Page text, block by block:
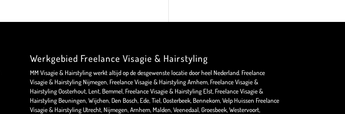
Werkgebied Freelance Visagie & Hairstyling
MM Visagie & Hairstyling werkt altijd op de desgewenste locatie door heel Nederland. Freelance
Visagie & Hairstyling Nijmegen, Freelance Visagie & Hairstyling Arnhem, Freelance Visagie &
Hairstyling Oosterhout, Lent, Bemmel, Freelance Visagie & Hairstyling Elst, Freelance Visagie &
Hairstyling Beuningen, Wijchen, Den Bosch, Ede, Tiel, Oosterbeek, Bennekom, Velp Huissen Freelance
Visagie & Hairstyling Utrecht, Nijmegen, Arnhem, Malden, Veenedaal, Groesbeek, Westervoort,